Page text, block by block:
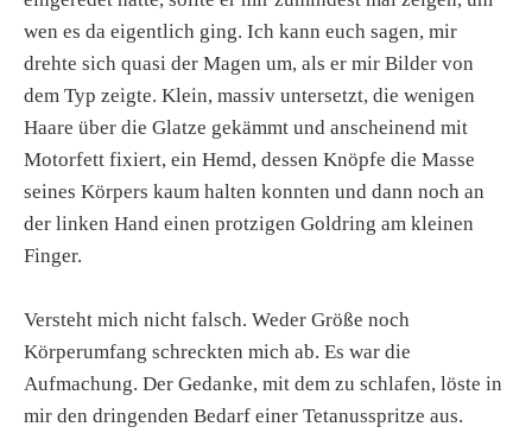
wen es da eigentlich ging. Ich kann euch sagen, mir
drehte sich quasi der Magen um, als er mir Bilder von
dem Typ zeigte. Klein, massiv untersetzt, die wenigen
Haare über die Glatze gekämmt und anscheinend mit
Motorfett fixiert, ein Hemd, dessen Knöpfe die Masse
seines Körpers kaum halten konnten und dann noch an
der linken Hand einen protzigen Goldring am kleinen
Finger.
Versteht mich nicht falsch. Weder Größe noch
Körperumfang schreckten mich ab. Es war die
Aufmachung. Der Gedanke, mit dem zu schlafen, löste in
mir den dringenden Bedarf einer Tetanusspritze aus.